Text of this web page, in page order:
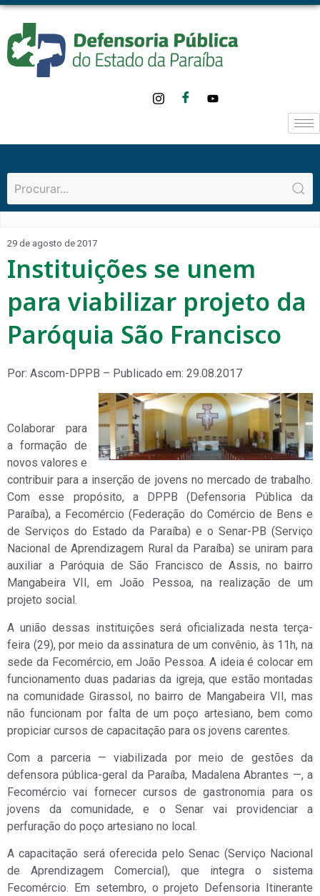
29 de agosto de 2017
Instituições se unem
para viabilizar projeto da
Paróquia São Francisco
Por: Ascom-DPPB – Publicado em: 29.08.2017
Colaborar para
a formação de
novos valores e
contribuir para a inserção de jovens no mercado de trabalho.
Com esse propósito, a DPPB (Defensoria Pública da
Paraíba), a Fecomércio (Federação do Comércio de Bens e
de Serviços do Estado da Paraíba) e o Senar-PB (Serviço
Nacional de Aprendizagem Rural da Paraíba) se uniram para
auxiliar a Paróquia de São Francisco de Assis, no bairro
Mangabeira VII, em João Pessoa, na realização de um
projeto social.
A união dessas instituições será oficializada nesta terça-
feira (29), por meio da assinatura de um convênio, às 11h, na
sede da Fecomércio, em João Pessoa. A ideia é colocar em
funcionamento duas padarias da igreja, que estão montadas
na comunidade Girassol, no bairro de Mangabeira VII, mas
não funcionam por falta de um poço artesiano, bem como
propiciar cursos de capacitação para os jovens carentes.
Com a parceria — viabilizada por meio de gestões da
defensora pública-geral da Paraíba, Madalena Abrantes —, a
Fecomércio vai fornecer cursos de gastronomia para os
jovens da comunidade, e o Senar vai providenciar a
perfuração do poço artesiano no local.
A capacitação será oferecida pelo Senac (Serviço Nacional
de Aprendizagem Comercial), que integra o sistema
Fecomércio. Em setembro, o projeto Defensoria Itinerante